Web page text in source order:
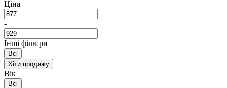
Ціна
-
Інші фільтри
Всі
Хіти продажу
Вік
Всі